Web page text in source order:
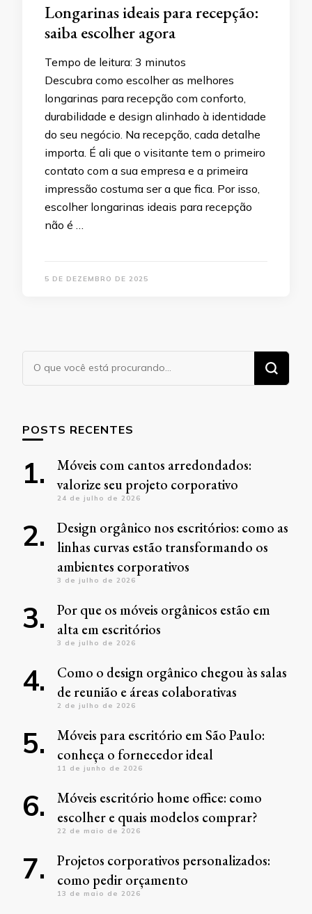
Longarinas ideais para recepção:
saiba escolher agora
Tempo de leitura: 3 minutos
Descubra como escolher as melhores
longarinas para recepção com conforto,
durabilidade e design alinhado à identidade
do seu negócio. Na recepção, cada detalhe
importa. É ali que o visitante tem o primeiro
contato com a sua empresa e a primeira
impressão costuma ser a que fica. Por isso,
escolher longarinas ideais para recepção
não é …
5 DE DEZEMBRO DE 2025
Procurando
algo?
POSTS RECENTES
Móveis com cantos arredondados:
valorize seu projeto corporativo
24 de julho de 2026
Design orgânico nos escritórios: como as
linhas curvas estão transformando os
ambientes corporativos
3 de julho de 2026
Por que os móveis orgânicos estão em
alta em escritórios
3 de julho de 2026
Como o design orgânico chegou às salas
de reunião e áreas colaborativas
2 de julho de 2026
Móveis para escritório em São Paulo:
conheça o fornecedor ideal
11 de junho de 2026
Móveis escritório home office: como
escolher e quais modelos comprar?
22 de maio de 2026
Projetos corporativos personalizados:
como pedir orçamento
13 de maio de 2026